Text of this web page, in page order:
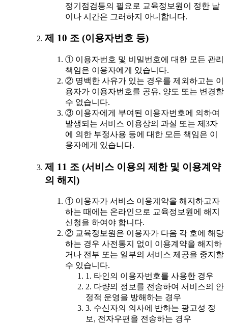
정기점검등의 필요로 교육정보원이 정한 날
이나 시간은 그러하지 아니합니다.
제 10 조 (이용자번호 등)
① 이용자번호 및 비밀번호에 대한 모든 관리
책임은 이용자에게 있습니다.
② 명백한 사유가 있는 경우를 제외하고는 이
용자가 이용자번호를 공유, 양도 또는 변경할
수 없습니다.
③ 이용자에게 부여된 이용자번호에 의하여
발생되는 서비스 이용상의 과실 또는 제3자
에 의한 부정사용 등에 대한 모든 책임은 이
용자에게 있습니다.
제 11 조 (서비스 이용의 제한 및 이용계약
의 해지)
① 이용자가 서비스 이용계약을 해지하고자
하는 때에는 온라인으로 교육정보원에 해지
신청을 하여야 합니다.
② 교육정보원은 이용자가 다음 각 호에 해당
하는 경우 사전통지 없이 이용계약을 해지하
거나 전부 또는 일부의 서비스 제공을 중지할
수 있습니다.
1. 타인의 이용자번호를 사용한 경우
2. 다량의 정보를 전송하여 서비스의 안
정적 운영을 방해하는 경우
3. 수신자의 의사에 반하는 광고성 정
보, 전자우편을 전송하는 경우